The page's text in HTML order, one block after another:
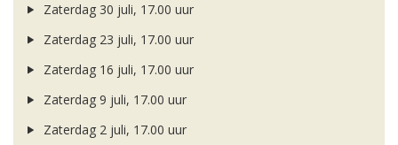
Zaterdag 30 juli, 17.00 uur
Zaterdag 23 juli, 17.00 uur
Zaterdag 16 juli, 17.00 uur
Zaterdag 9 juli, 17.00 uur
Zaterdag 2 juli, 17.00 uur